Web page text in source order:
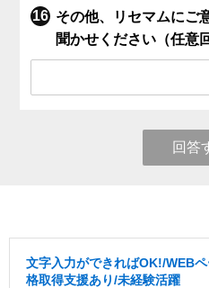
その他、リセマムにご
聞かせください（任意
回答
文字入力ができればOK!/WEB
格取得支援あり/未経験活躍